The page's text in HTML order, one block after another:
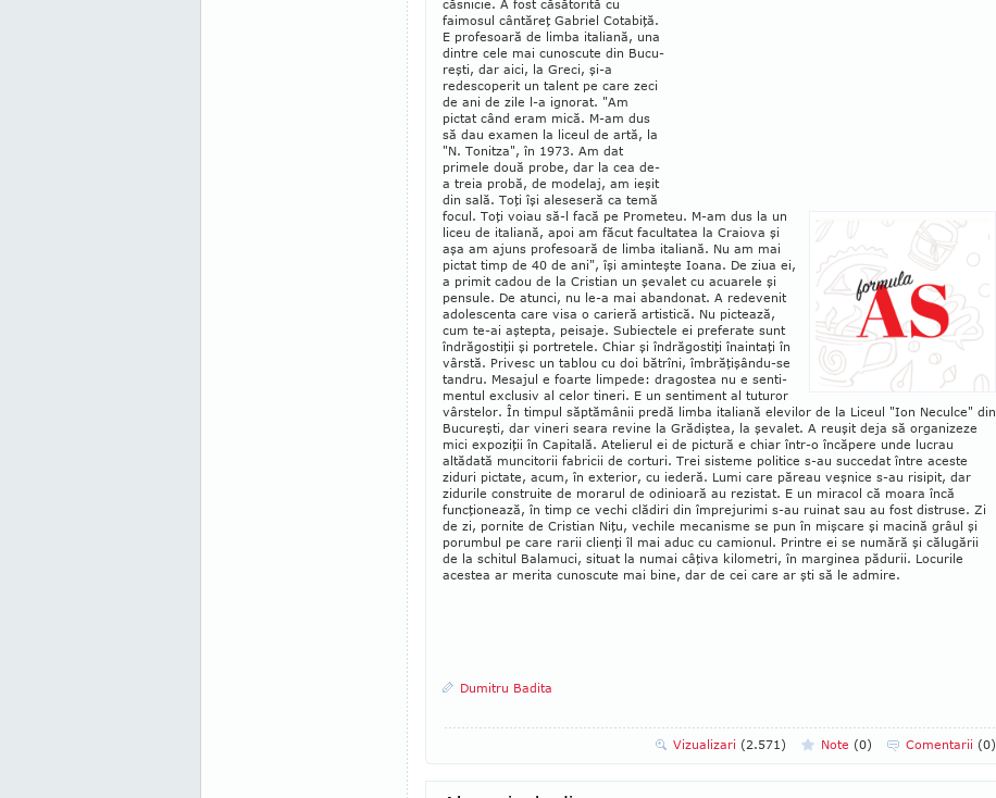
căsnicie. A fost că­să­torită cu
faimosul cântăreţ Gabriel Cotabiţă.
E pro­fesoară de limba italiană, una
dintre cele mai cunoscute din Bucu­
reşti, dar aici, la Greci, şi-a
redesco­perit un talent pe care zeci
de ani de zile l-a ignorat. "Am
pictat când eram mică. M-am dus
să dau examen la liceul de artă, la
"N. Tonitza", în 1973. Am dat
primele două probe, dar la cea de-
a treia probă, de mo­delaj, am ieşit
din sală. Toţi îşi ale­seseră ca temă
focul. Toţi voiau să-l facă pe Prometeu. M-am dus la un
liceu de italiană, apoi am făcut fa­cultatea la Craiova şi
aşa am ajuns pro­fesoară de limba italiană. Nu am mai
pictat timp de 40 de ani", îşi aminteşte Ioana. De ziua ei,
a primit cadou de la Cristian un şevalet cu acua­rele şi
pensule. De atunci, nu le-a mai aban­donat. A redevenit
adolescenta care visa o carieră artistică. Nu pictează,
cum te-ai aştepta, peisaje. Subiectele ei preferate sunt
îndrăgostiţii şi portre­tele. Chiar şi îndrăgostiţi înaintaţi în
vârstă. Pri­vesc un tablou cu doi bătrîni, îm­bră­ţişându-se
tan­dru. Mesajul e foarte limpede: dra­gostea nu e sen­ti­
mentul exclusiv al celor tineri. E un sentiment al tuturor
vârstelor. În timpul săp­tămânii predă limba italiană elevilor de la Liceul "Ion Neculce" din
Bucureşti, dar vineri seara re­vine la Grădiştea, la şe­valet. A reuşit deja să or­ganizeze
mici expoziţii în Capitală. Atelierul ei de pictură e chiar într-o încăpere unde lucrau
altădată muncitorii fabricii de corturi. Trei sisteme politice s-au succedat între aceste
ziduri pictate, acum, în exterior, cu iederă. Lumi care păreau veşnice s-au risipit, dar
zidurile construite de morarul de odi­nioară au rezistat. E un miracol că moara încă
funcţionează, în timp ce vechi clădiri din împre­jurimi s-au ruinat sau au fost distruse. Zi
de zi, pornite de Cristian Niţu, ve­chile mecanisme se pun în mişcare şi macină grâul şi
porumbul pe care rarii clienţi îl mai aduc cu camionul. Printre ei se numără şi călugării
de la schitul Balamuci, si­tuat la numai câţiva kilo­metri, în marginea pădurii. Locurile
acestea ar me­rita cunoscute mai bine, dar de cei care ar şti să le admire.
Dumitru Badita
Vizualizari (2.571) Note (0) Comentarii (0)